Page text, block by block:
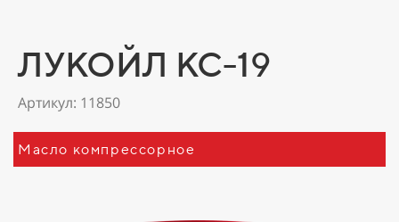
ЛУКОЙЛ КС-19
Артикул: 11850
Масло компрессорное